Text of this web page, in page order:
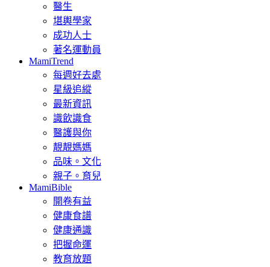
醫生
堪輿學家
成功人士
著名運動員
MamiTrend
每週好去處
星級追縱
最新資訊
識飲識食
醫護與你
靚靚媽媽
品味。文化
親子。育兒
MamiBible
開卷有益
健康食譜
健康通識
把握命運
教育放題